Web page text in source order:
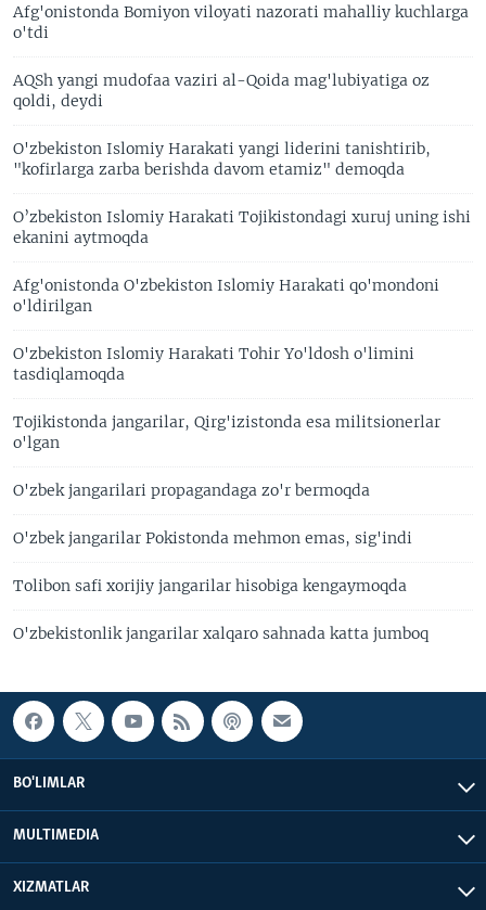
Afg'onistonda Bomiyon viloyati nazorati mahalliy kuchlarga
o'tdi
AQSh yangi mudofaa vaziri al-Qoida mag'lubiyatiga oz
qoldi, deydi
O'zbekiston Islomiy Harakati yangi liderini tanishtirib,
"kofirlarga zarba berishda davom etamiz" demoqda
O’zbekiston Islomiy Harakati Tojikistondagi xuruj uning ishi
ekanini aytmoqda
Afg'onistonda O'zbekiston Islomiy Harakati qo'mondoni
o'ldirilgan
O'zbekiston Islomiy Harakati Tohir Yo'ldosh o'limini
tasdiqlamoqda
Tojikistonda jangarilar, Qirg'izistonda esa militsionerlar
o'lgan
O'zbek jangarilari propagandaga zo'r bermoqda
O'zbek jangarilar Pokistonda mehmon emas, sig'indi
Tolibon safi xorijiy jangarilar hisobiga kengaymoqda
O'zbekistonlik jangarilar xalqaro sahnada katta jumboq
BO'LIMLAR
MULTIMEDIA
XIZMATLAR